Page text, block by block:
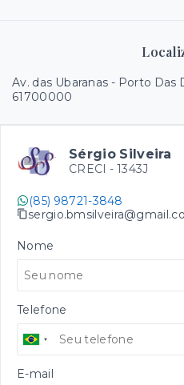
Av. das Ubaranas - Porto Das
61700000
Sérgio Silveira
CRECI - 1343J
(85) 98721-3848
Nome
Telefone
E-mail